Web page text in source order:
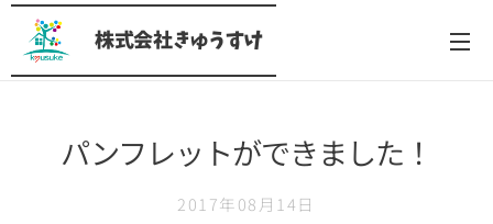
株式会社きゅうすけ
パンフレットができました！
2017年08月14日